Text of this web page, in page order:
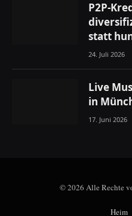
P2P-
statt
24. Juli 2026
Live
in
17. Juni 2026
© 2026 Alle Rechte
Heim